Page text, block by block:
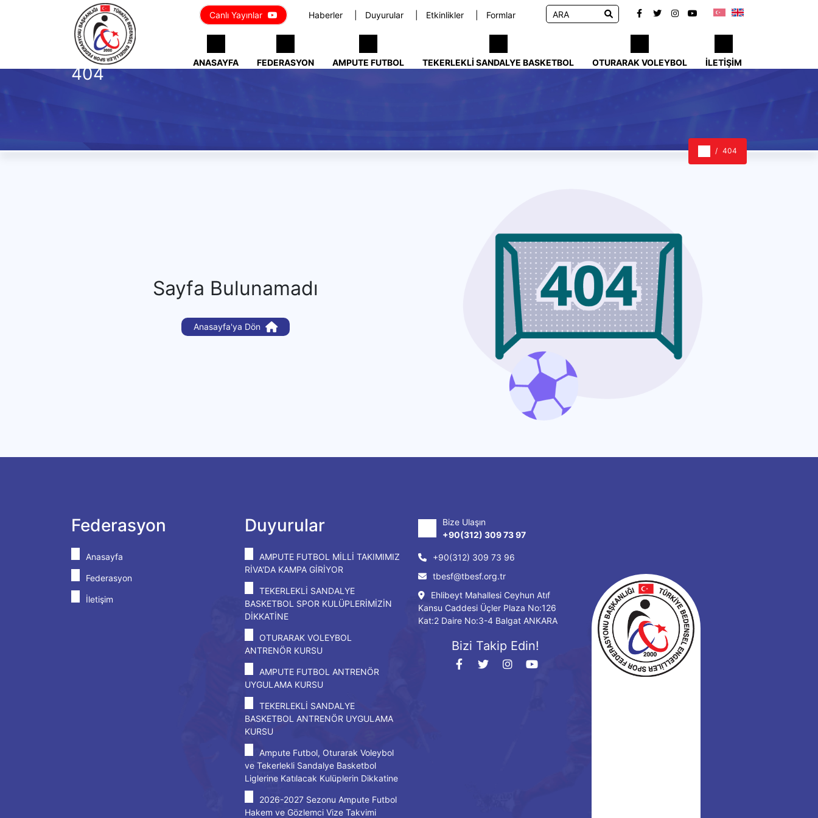
Haberler Duyurular Etkinlikler Formlar
Canlı Yayınlar
ANASAYFA FEDERASYON AMPUTE FUTBOL TEKERLEKLI SANDALYE BASKETBOL OTURARAK VOLEYBOL İLETIŞIM
404
404
Sayfa Bulunamadı
Anasayfa'ya Dön
Federasyon
Anasayfa
Federasyon
İletişim
Duyurular
AMPUTE FUTBOL MİLLİ TAKIMIMIZ
RİVA'DA KAMPA GİRİYOR
TEKERLEKLİ SANDALYE
BASKETBOL SPOR KULÜPLERİMİZİN
DİKKATİNE
OTURARAK VOLEYBOL
ANTRENÖR KURSU
AMPUTE FUTBOL ANTRENÖR
UYGULAMA KURSU
TEKERLEKLİ SANDALYE
BASKETBOL ANTRENÖR UYGULAMA
KURSU
Ampute Futbol, Oturarak Voleybol
ve Tekerlekli Sandalye Basketbol
Liglerine Katılacak Kulüplerin Dikkatine
2026-2027 Sezonu Ampute Futbol
Hakem ve Gözlemci Vize Takvimi
Bize Ulaşın
+90(312) 309 73 97
+90(312) 309 73 96
tbesf@tbesf.org.tr
Ehlibeyt Mahallesi Ceyhun Atıf
Kansu Caddesi Üçler Plaza No:126
Kat:2 Daire No:3-4 Balgat ANKARA
Bizi Takip Edin!